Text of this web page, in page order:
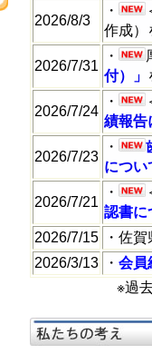
2026/8/3
・
作成）
2026/7/31
・
付）」
2026/7/24
・
績報告
2026/7/23
・
につい
2026/7/21
・
認書に
2026/7/15
・ 佐賀
2026/3/13
・ 会員
※過去のお